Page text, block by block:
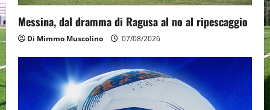
Messina, dal dramma di Ragusa al no al ripescaggio
Di Mimmo Muscolino 07/08/2026